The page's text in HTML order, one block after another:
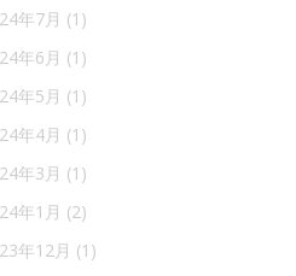
年7月 (1)
年6月 (1)
年5月 (1)
年4月 (1)
年3月 (1)
年1月 (2)
年12月 (1)